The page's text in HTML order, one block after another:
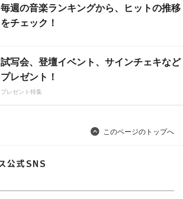
毎週の音楽ランキングから、ヒットの推移
をチェック！
試写会、登壇イベント、サインチェキなど
プレゼント！
プレゼント特集
このページのトップへ